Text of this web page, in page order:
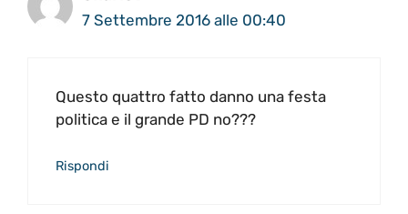
7 Settembre 2016 alle 00:40
Questo quattro fatto danno una festa
politica e il grande PD no???
Rispondi